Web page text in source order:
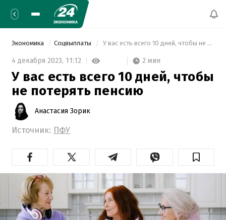
Экономика Соцвыплаты У вас есть всего 10 дней, чтобы не потерять пенсию
4 декабря 2023, 11:12 2 мин
У вас есть всего 10 дней, чтобы
не потерять пенсию
Анастасия Зорик
Источник: ПФУ